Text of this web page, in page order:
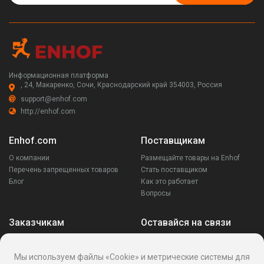
Информационная платформа
, 24, Макаренко, Сочи, Краснодарский край 354003, Россия
support@enhof.com
http://enhof.com
Enhof.com
О компании
Перечень запрещенных товаров
Блог
Поставщикам
Размещайте товары на Enhof
Стать поставщиком
Как это работает
Вопросы
Заказчикам Оставайся на связи
Мы используем файлы «Cookie» и метрические системы для